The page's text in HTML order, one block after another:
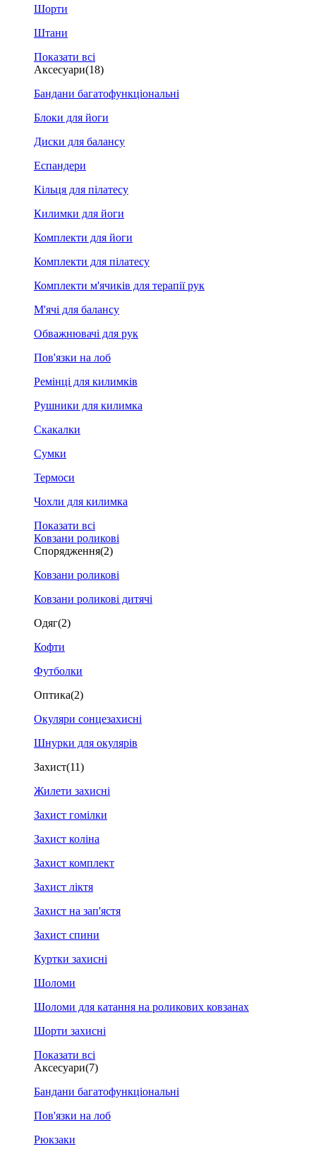
Шорти
Штани
Показати всі
Аксесуари(18)
Бандани багатофункціональні
Блоки для йоги
Диски для балансу
Еспандери
Кільця для пілатесу
Килимки для йоги
Комплекти для йоги
Комплекти для пілатесу
Комплекти м'ячиків для терапії рук
М'ячі для балансу
Обважнювачі для рук
Пов'язки на лоб
Ремінці для килимків
Рушники для килимка
Скакалки
Сумки
Термоси
Чохли для килимка
Показати всі
Ковзани роликові
Спорядження(2)
Ковзани роликові
Ковзани роликові дитячі
Одяг(2)
Кофти
Футболки
Оптика(2)
Окуляри сонцезахисні
Шнурки для окулярів
Захист(11)
Жилети захисні
Захист гомілки
Захист коліна
Захист комплект
Захист ліктя
Захист на зап'ястя
Захист спини
Куртки захисні
Шоломи
Шоломи для катання на роликових ковзанах
Шорти захисні
Показати всі
Аксесуари(7)
Бандани багатофункціональні
Пов'язки на лоб
Рюкзаки